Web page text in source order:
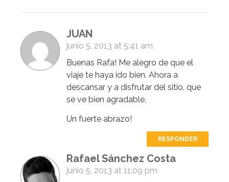
JUAN
junio 5, 2013 at 5:41 am
Buenas Rafa! Me alegro de que el
viaje te haya ido bien. Ahora a
descansar y a disfrutar del sitio, que
se ve bien agradable.
Un fuerte abrazo!
RESPONDER
Rafael Sánchez Costa
junio 5, 2013 at 11:09 pm